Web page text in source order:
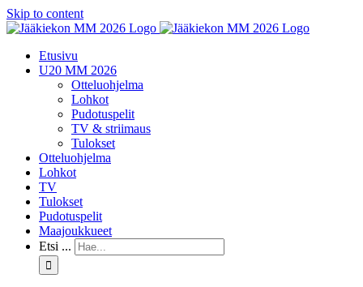
Skip to content
Etusivu
U20 MM 2026
Otteluohjelma
Lohkot
Pudotuspelit
TV & striimaus
Tulokset
Otteluohjelma
Lohkot
TV
Tulokset
Pudotuspelit
Maajoukkueet
Etsi ...